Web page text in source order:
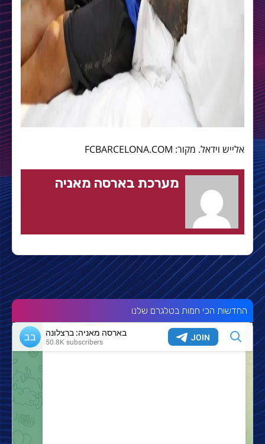
אלייש וידאל. מקור: FCBARCELONA.COM
מערכת בארסה מאניה
החדשות הכי חמות בטלגרם שלנו